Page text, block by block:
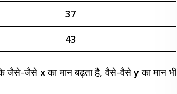
37
43
जैसे-जैसे xका मान बढ़ता है, वैसे-वैसेyका मान भी